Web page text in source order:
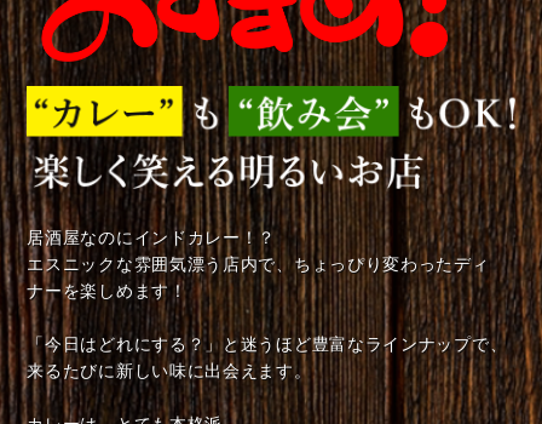
居酒屋なのにインドカレー！？
エスニックな雰囲気漂う店内で、ちょっぴり変わったディ
ナーを楽しめます！
「今日はどれにする？」と迷うほど豊富なラインナップで、
来るたびに新しい味に出会えます。